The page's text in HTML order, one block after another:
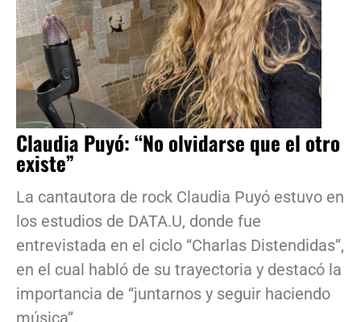
Claudia Puyó: “No olvidarse que el otro
existe”
La cantautora de rock Claudia Puyó estuvo en
los estudios de DATA.U, donde fue
entrevistada en el ciclo “Charlas Distendidas”,
en el cual habló de su trayectoria y destacó la
importancia de “juntarnos y seguir haciendo
música”.